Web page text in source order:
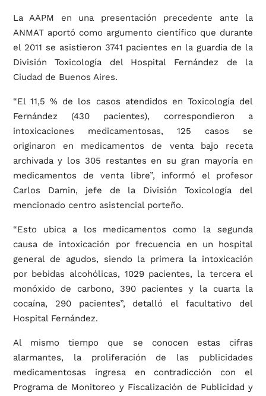
La AAPM en una presentación precedente ante la
ANMAT aportó como argumento científico que durante
el 2011 se asistieron 3741 pacientes en la guardia de la
División Toxicología del Hospital Fernández de la
Ciudad de Buenos Aires.
“El 11,5 % de los casos atendidos en Toxicología del
Fernández (430 pacientes), correspondieron a
intoxicaciones medicamentosas, 125 casos se
originaron en medicamentos de venta bajo receta
archivada y los 305 restantes en su gran mayoría en
medicamentos de venta libre”, informó el profesor
Carlos Damin, jefe de la División Toxicología del
mencionado centro asistencial porteño.
“Esto ubica a los medicamentos como la segunda
causa de intoxicación por frecuencia en un hospital
general de agudos, siendo la primera la intoxicación
por bebidas alcohólicas, 1029 pacientes, la tercera el
monóxido de carbono, 390 pacientes y la cuarta la
cocaína, 290 pacientes”, detalló el facultativo del
Hospital Fernández.
Al mismo tiempo que se conocen estas cifras
alarmantes, la proliferación de las publicidades
medicamentosas ingresa en contradicción con el
Programa de Monitoreo y Fiscalización de Publicidad y